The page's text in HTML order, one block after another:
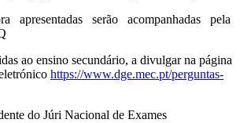
apresentadas serão acompanhadas pela
ao ensino secundário, a divulgar na página
https://www.dge.mec.pt/perguntas-
do Júri Nacional de Exames